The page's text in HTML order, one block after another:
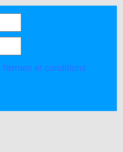
Termes et conditions